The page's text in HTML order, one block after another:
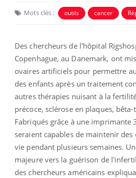
Mots clés : outils cancer
Des chercheurs de l'hôpital
Copenhague, au Danemark, ont
ovaires artificiels pour permettre
des enfants après un traitement
autres thérapies nuisant à la
précoce, sclérose en plaques, bêta-
Fabriqués grâce à une imprimante
seraient capables de maintenir
vie pendant plusieurs semaines.
majeure vers la guérison de
des chercheurs américains